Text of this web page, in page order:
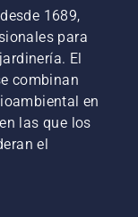
1689,
para
El
combinan
en
las que los
el